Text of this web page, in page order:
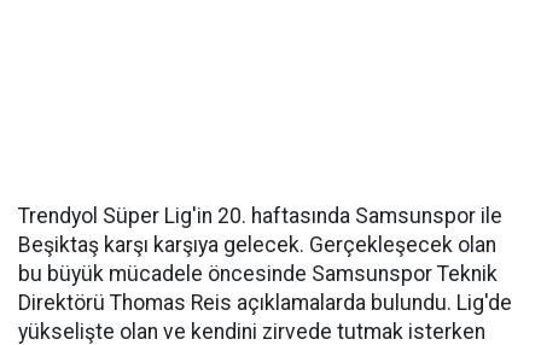
Trendyol Süper Lig'in 20. haftasında Samsunspor ile
Beşiktaş karşı karşıya gelecek. Gerçekleşecek olan
bu büyük mücadele öncesinde Samsunspor Teknik
Direktörü Thomas Reis açıklamalarda bulundu. Lig'de
yükselişte olan ve kendini zirvede tutmak isterken